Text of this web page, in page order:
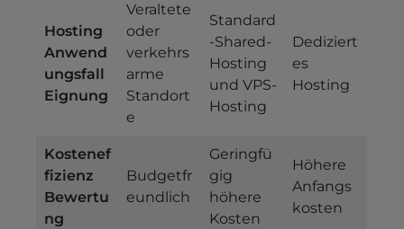
Hosting
Anwend
ungsfall
Eignung
Veraltete
oder
verkehrs
arme
Standort
e
Standard
-Shared-
Hosting
und VPS-
Hosting
Dediziert
es
Hosting
Kostenef
fizienz
Bewertu
ng
Budgetfr
eundlich
Geringfü
gig
höhere
Kosten
Höhere
Anfangs
kosten